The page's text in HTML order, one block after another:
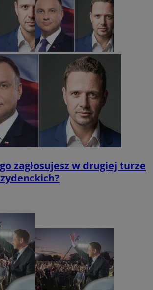
zagłosujesz w drugiej turze